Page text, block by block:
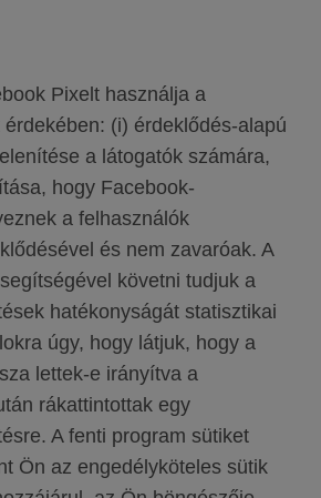
Pixelt használja a
érdekében: (i) érdeklődés-alapú
a látogatók számára,
hogy Facebook-
a felhasználók
és nem zavaróak. A
követni tudjuk a
hatékonyságát statisztikai
úgy, hogy látjuk, hogy a
lettek-e irányítva a
rákattintottak egy
A fenti program sütiket
Ön az engedélyköteles sütik